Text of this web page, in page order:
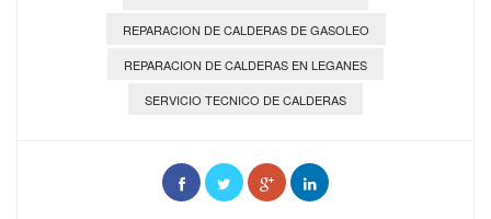
REPARACION DE CALDERAS DE GASOLEO
REPARACION DE CALDERAS EN LEGANES
SERVICIO TECNICO DE CALDERAS